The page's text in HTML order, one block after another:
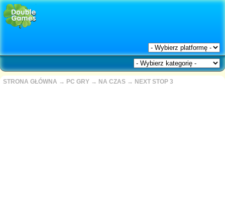
STRONA GŁÓWNA → PC GRY → NA CZAS → NEXT STOP 3